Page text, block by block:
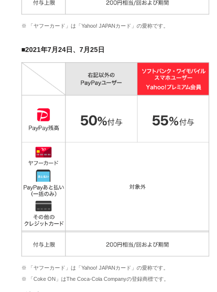
※ 「ヤフーカード」は「Yahoo! JAPANカード」の愛称です。
■2021年7月24日、7月25日
※ 「ヤフーカード」は「Yahoo! JAPANカード」の愛称です。
※ 「Coke ON」はThe Coca-Cola Companyの登録商標です。